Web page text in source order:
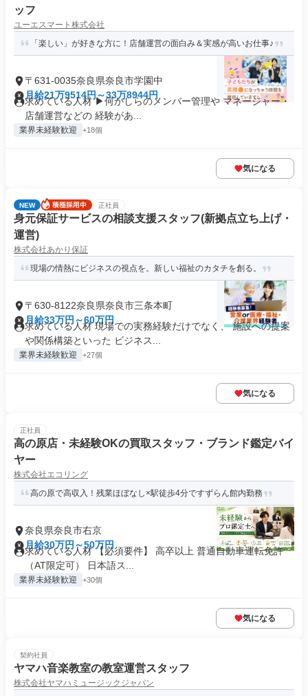
ッフ
ユーエスマート株式会社
「楽しい」が好きな方に！店舗運営の面白み＆実感が高いお仕事♪
〒631-0035奈良県奈良市学園中
月給21万9514円～33万8944円
求めている人材 ▶何かしらのメンバー管理や マネージャー・
店舗運営などの 経験があ...
業界未経験歓迎 +18個
気になる
NEW 正社員
身元保証サービスの相談支援スタッフ(新拠点立ち上げ・
運営)
株式会社あかり保証
現場の情熱にビジネスの視点を。新しい福祉のカタチを創る。
〒630-8122奈良県奈良市三条本町
月給33万円～60万円
求めている人材 現場での実務経験だけでなく、 施設への提案
や関係構築といった ビジネス...
業界未経験歓迎 +27個
気になる
正社員
高の原店・未経験OKの買取スタッフ・ブランド鑑定バイ
ヤー
株式会社エコリング
高の原で高収入！残業ほぼなし×駅徒歩4分ですずらん館内勤務
奈良県奈良市右京
月給30万円～50万円
求めている人材 【必須要件】 高卒以上 普通自動車運転免許
（AT限定可） 日本語ス...
業界未経験歓迎 +30個
気になる
契約社員
ヤマハ音楽教室の教室運営スタッフ
株式会社ヤマハミュージックジャパン